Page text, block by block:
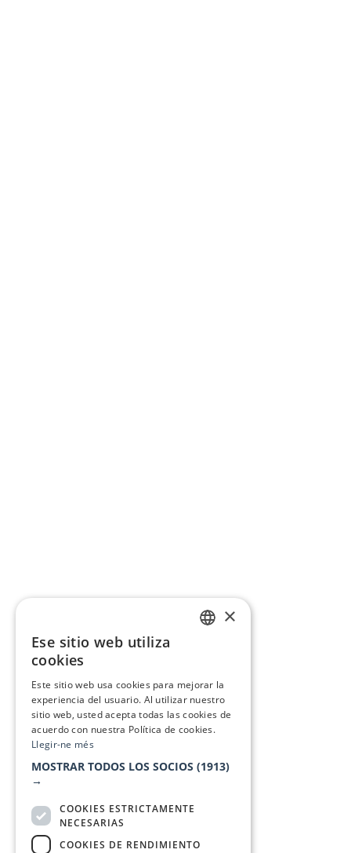
×
Ese sitio web utiliza
cookies
Este sitio web usa cookies para mejorar la
experiencia del usuario. Al utilizar nuestro
sitio web, usted acepta todas las cookies de
acuerdo con nuestra Política de cookies.
Llegir-ne més
MOSTRAR TODOS LOS SOCIOS (1913)
→
COOKIES ESTRICTAMENTE
NECESARIAS
COOKIES DE RENDIMIENTO